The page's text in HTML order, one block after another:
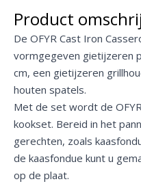
Product
De OFYR Cast Iron
vormgegeven gietijzeren
cm, een gietijzeren
houten spatels.
Met de set wordt de
kookset. Bereid in het
gerechten, zoals
de kaasfondue kunt u
op de plaat.